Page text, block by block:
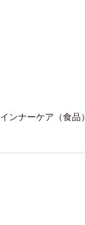
インナーケア（食品）